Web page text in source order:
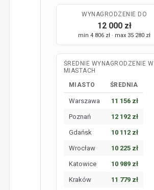
WYNAGRODZENIE DO
12 000 zł
min 4 806 zł · max 35 280 zł
ŚREDNIE WYNAGRODZENIE W
MIASTACH
MIASTO
ŚREDNIA
Warszawa 11 156 zł
Poznań 12 192 zł
Gdańsk 10 112 zł
Wrocław 10 225 zł
Katowice 10 989 zł
Kraków 11 779 zł